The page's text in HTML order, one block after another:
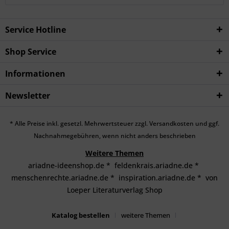
Service Hotline
Shop Service
Informationen
Newsletter
* Alle Preise inkl. gesetzl. Mehrwertsteuer zzgl. Versandkosten und ggf.
Nachnahmegebühren, wenn nicht anders beschrieben
Weitere Themen
ariadne-ideenshop.de * feldenkrais.ariadne.de *
menschenrechte.ariadne.de * inspiration.ariadne.de * von
Loeper Literaturverlag Shop
Katalog bestellen
weitere Themen